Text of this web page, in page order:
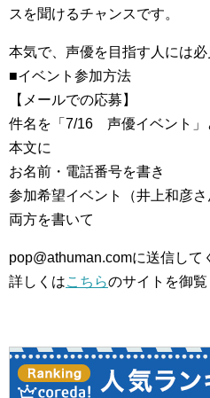
スを聞けるチャンスです。
本気で、声優を目指す人には必
■イベント参加方法
【メールでの応募】
件名を「7/16 声優イベント」
本文に
お名前・電話番号を書き
参加希望イベント（井上和彦
両方を書いて
pop@athuman.comに送信して
詳しくはこちらのサイトを御覧